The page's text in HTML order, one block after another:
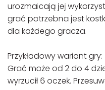
urozmaicają jej
grać potrzebna jest
dla każdego gracza.
Przykładowy wariant gry:
Grać może od 2 do 4
wyrzucił 6 oczek.